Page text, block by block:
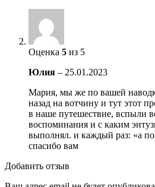
Оценка 5 из 5
Юлия – 25.01.2023
Мария, мы же по вашей
назад на вотчину и тут этот
в наше путешествие, вспыли
воспоминания и с каким
выполнял. и каждый раз: «а
спасибо вам
Добавить отзыв